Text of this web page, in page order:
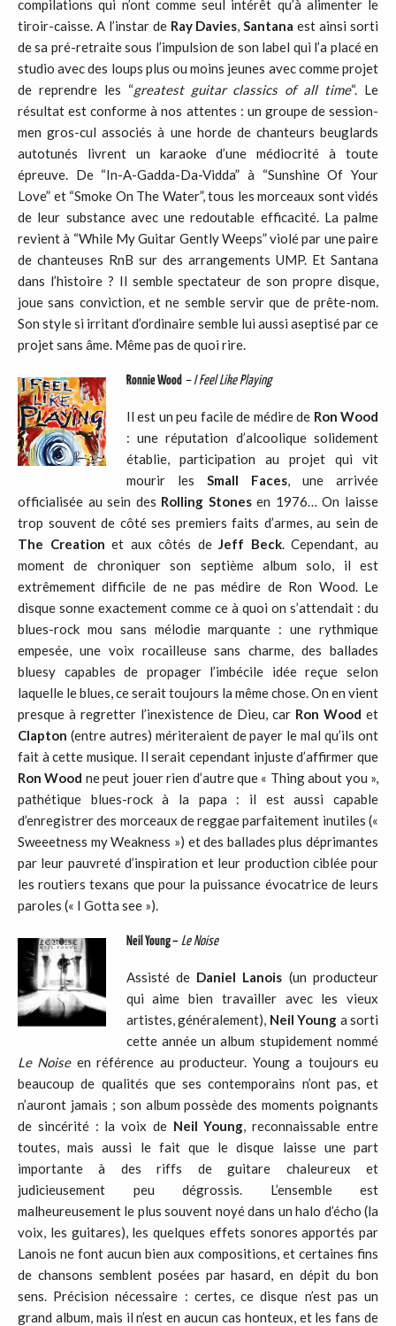
compilations qui n’ont comme seul intérêt qu’à alimenter le
tiroir-caisse. A l’instar de Ray Davies,Santana est ainsi sorti
de sa pré-retraite sous l’impulsion de son label qui l’a placé en
studio avec des loups plus ou moins jeunes avec comme projet
de reprendre les “greatest guitar classics of all time“. Le
résultat est conforme à nos attentes : un groupe de session-
men gros-cul associés à une horde de chanteurs beuglards
autotunés livrent un karaoke d’une médiocrité à toute
épreuve. De “In-A-Gadda-Da-Vidda” à “Sunshine Of Your
Love” et “Smoke On The Water”, tous les morceaux sont vidés
de leur substance avec une redoutable efficacité. La palme
revient à “While My Guitar Gently Weeps” violé par une paire
de chanteuses RnB sur des arrangements UMP. Et Santana
dans l’histoire ? Il semble spectateur de son propre disque,
joue sans conviction, et ne semble servir que de prête-nom.
Son style si irritant d’ordinaire semble lui aussi aseptisé par ce
projet sans âme. Même pas de quoi rire.
Ronnie Wood – I Feel Like Playing
Il est un peu facile de médire de Ron Wood
: une réputation d’alcoolique solidement
établie, participation au projet qui vit
mourir les Small Faces, une arrivée
officialisée au sein des Rolling Stonesen 1976… On laisse
trop souvent de côté ses premiers faits d’armes, au sein de
The Creation et aux côtés deJeff Beck. Cependant, au
moment de chroniquer son septième album solo, il est
extrêmement difficile de ne pas médire de Ron Wood. Le
disque sonne exactement comme ce à quoi on s’attendait : du
blues-rock mou sans mélodie marquante : une rythmique
empesée, une voix rocailleuse sans charme, des ballades
bluesy capables de propager l’imbécile idée reçue selon
laquelle le blues, ce serait toujours la même chose. On en vient
presque à regretter l’inexistence de Dieu, car Ron Wood et
Clapton (entre autres) mériteraient de payer le mal qu’ils ont
fait à cette musique. Il serait cependant injuste d’affirmer que
Ron Wood ne peut jouer rien d’autre que « Thing about you »,
pathétique blues-rock à la papa : il est aussi capable
d’enregistrer des morceaux de reggae parfaitement inutiles («
Sweeetness my Weakness ») et des ballades plus déprimantes
par leur pauvreté d’inspiration et leur production ciblée pour
les routiers texans que pour la puissance évocatrice de leurs
paroles (« I Gotta see »).
Neil Young – Le Noise
Assisté de Daniel Lanois (un producteur
qui aime bien travailler avec les vieux
artistes, généralement), Neil Young a sorti
cette année un album stupidement nommé
Le Noiseen référence au producteur. Young a toujours eu
beaucoup de qualités que ses contemporains n’ont pas, et
n’auront jamais ; son album possède des moments poignants
de sincérité : la voix de Neil Young, reconnaissable entre
toutes, mais aussi le fait que le disque laisse une part
importante à des riffs de guitare chaleureux et
judicieusement peu dégrossis. L’ensemble est
malheureusement le plus souvent noyé dans un halo d’écho (la
voix, les guitares), les quelques effets sonores apportés par
Lanois ne font aucun bien aux compositions, et certaines fins
de chansons semblent posées par hasard, en dépit du bon
sens. Précision nécessaire : certes, ce disque n’est pas un
grand album, mais il n’est en aucun cas honteux, et les fans de